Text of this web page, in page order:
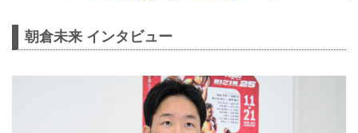
朝倉未来 インタビュー